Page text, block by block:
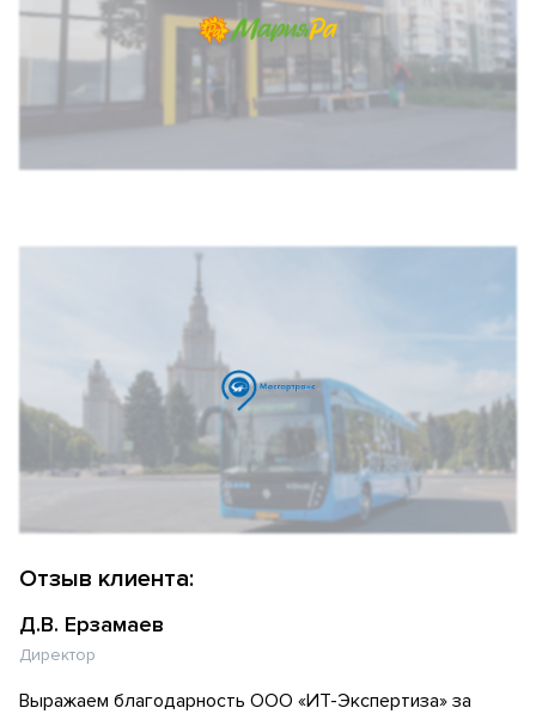
Отзыв клиента:
Д.В. Ерзамаев
Директор
Выражаем благодарность ООО «ИТ-Экспертиза» за